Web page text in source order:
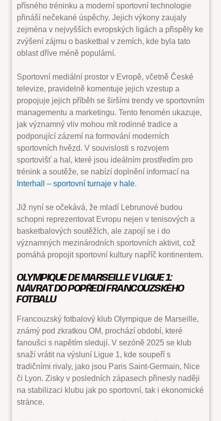
přísného tréninku a moderní sportovní technologie
přináší nečekané úspěchy. Jejich výkony zaujaly
zejména v nejvyšších evropských ligách a přispěly ke
zvýšení zájmu o basketbal v zemích, kde byla tato
oblast dříve méně populární.
Sportovní mediální prostor v Evropě, včetně České
televize, pravidelně komentuje jejich vzestup a
propojuje jejich příběh se širšími trendy ve sportovním
managementu a marketingu. Tento fenomén ukazuje,
jak významný vliv mohou mít rodinné tradice a
podporující zázemí na formování moderních
sportovních hvězd. V souvislosti s rozvojem
sportovišť a hal, které jsou ideálním prostředím pro
trénink a soutěže, se nabízí doplnění informací na
Interhall – sportovní turnaje v hale.
Již nyní se očekává, že mladí Lebrunové budou
schopni reprezentovat Evropu nejen v tenisových a
basketbalových soutěžích, ale zapojí se i do
významných mezinárodních sportovních aktivit, což
pomáhá propojit sportovní kultury napříč kontinentem.
OLYMPIQUE DE MARSEILLE V LIGUE 1:
NÁVRAT DO POPŘEDÍ FRANCOUZSKÉHO
FOTBALU
Francouzský fotbalový klub Olympique de Marseille,
známý pod zkratkou OM, prochází období, které
fanoušci s napětím sledují. V sezóně 2025 se klub
snaží vrátit na výsluní Ligue 1, kde soupeří s
tradičními rivaly, jako jsou Paris Saint-Germain, Nice
či Lyon. Zisky v posledních zápasech přinesly naději
na stabilizaci klubu jak po sportovní, tak i ekonomické
stránce.